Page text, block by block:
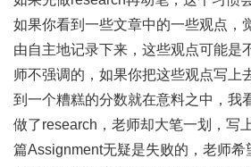
如果你看到一些文章中的一些观点，
由自主地记录下来，这些观点可能是
师不强调的，如果你把这些观点写上
到一个糟糕的分数就在意料之中，我
做了research，老师却大笔一划，写
篇Assignment无疑是失败的，老师希